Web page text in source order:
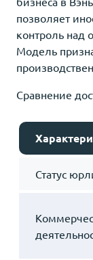
позволяет
контроль над
Модель
Сравнение
Статус